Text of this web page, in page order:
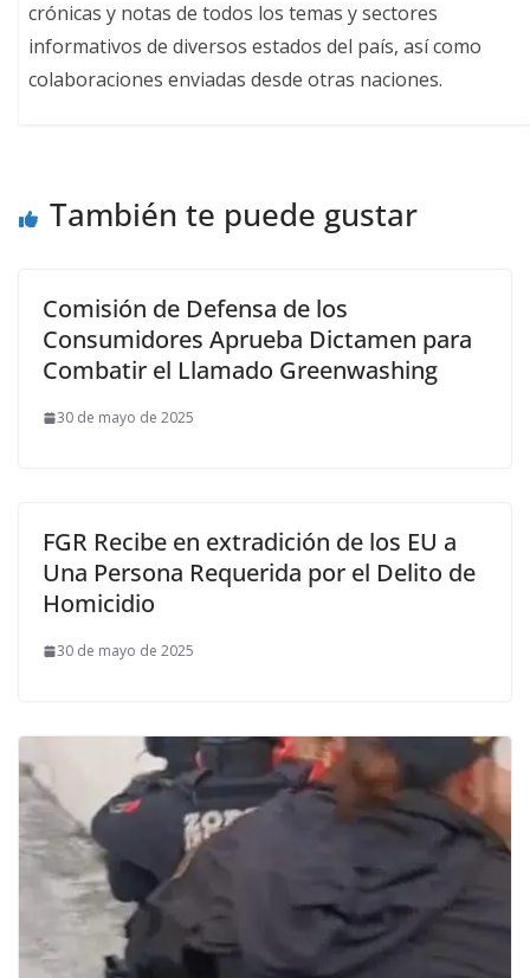
crónicas y notas de todos los temas y sectores
informativos de diversos estados del país, así como
colaboraciones enviadas desde otras naciones.
También te puede gustar
Comisión de Defensa de los
Consumidores Aprueba Dictamen para
Combatir el Llamado Greenwashing
30 de mayo de 2025
FGR Recibe en extradición de los EU a
Una Persona Requerida por el Delito de
Homicidio
30 de mayo de 2025